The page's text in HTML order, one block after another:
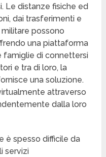
Le distanze fisiche ed
dai trasferimenti e
possono
una piattaforma
famiglie di connettersi
e tra di loro, la
una soluzione.
attraverso
dalla loro
è spesso difficile da
servizi